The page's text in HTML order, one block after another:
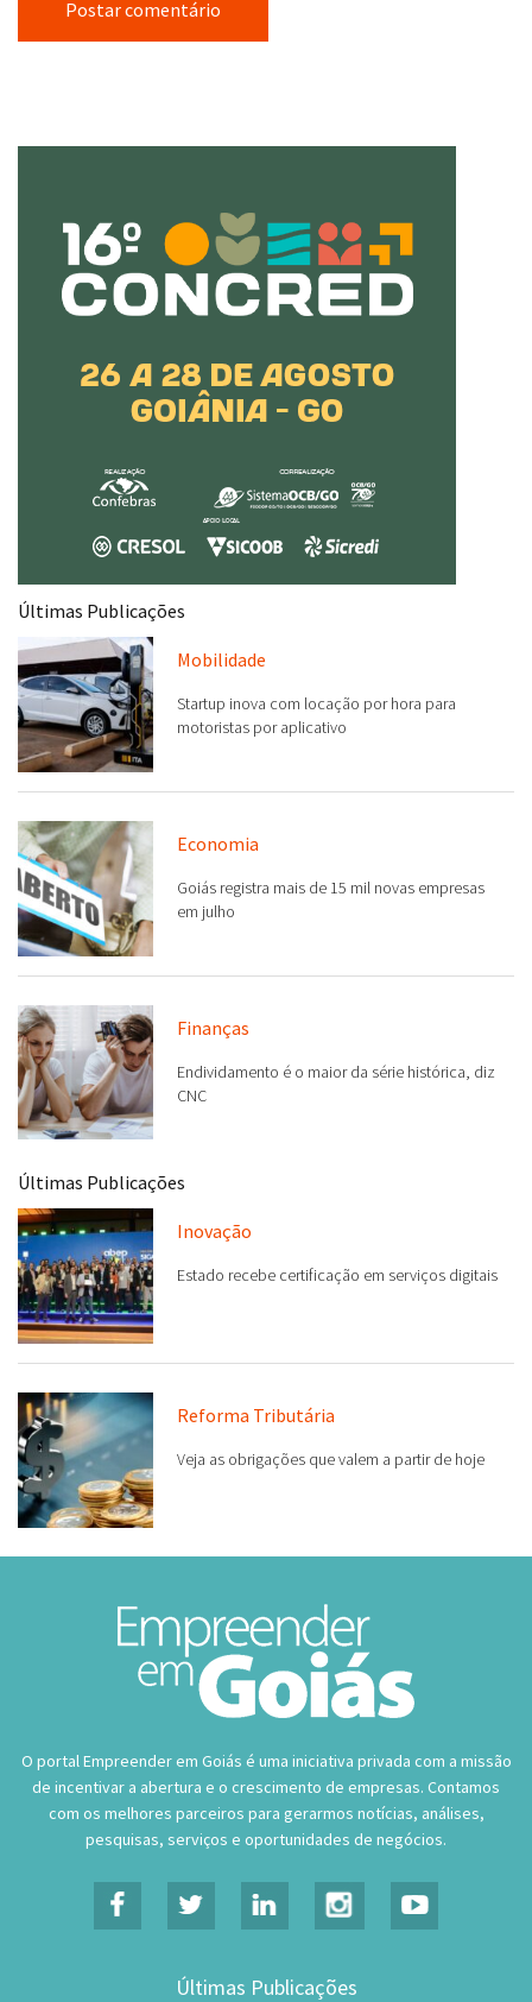
Últimas Publicações
Mobilidade
Startup inova com locação por hora para
motoristas por aplicativo
Economia
Goiás registra mais de 15 mil novas empresas
em julho
Finanças
Endividamento é o maior da série histórica, diz
CNC
Últimas Publicações
Inovação
Estado recebe certificação em serviços digitais
Reforma Tributária
Veja as obrigações que valem a partir de hoje
O portal Empreender em Goiás é uma iniciativa privada com a missão
de incentivar a abertura e o crescimento de empresas. Contamos
com os melhores parceiros para gerarmos notícias, análises,
pesquisas, serviços e oportunidades de negócios.
Últimas Publicações